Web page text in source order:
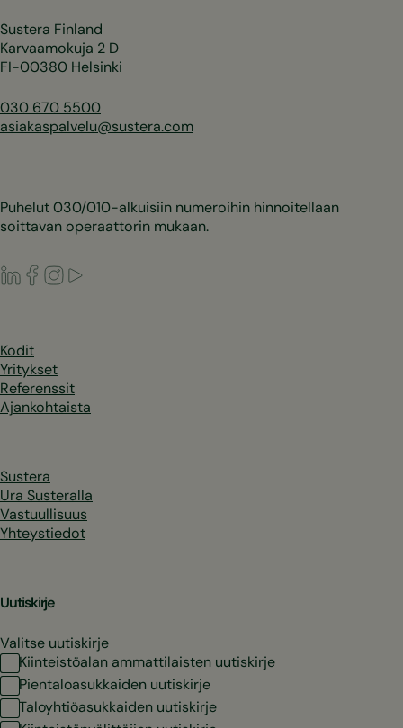
Sustera Finland
Karvaamokuja 2 D
FI-00380 Helsinki
030 670 5500
asiakaspalvelu@sustera.com
Puhelut 030/010-alkuisiin numeroihin hinnoitellaan
soittavan operaattorin mukaan.
LinkedIn
Facebook
Instagram
Kodit
Yritykset
Referenssit
Ajankohtaista
Sustera
Ura Susteralla
Vastuullisuus
Yhteystiedot
Uutiskirje
Valitse uutiskirje
Kiinteistöalan ammattilaisten uutiskirje
Pientaloasukkaiden uutiskirje
Taloyhtiöasukkaiden uutiskirje